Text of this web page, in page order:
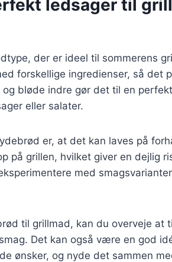
ledsager til
der er ideel til sommerens
forskellige ingredienser, så det
bløde indre gør det til en
eller salater.
er, at det kan laves på
på grillen, hvilket giver en dejlig
med
til grillmad, kan du overveje
Det kan også være en god
ønsker, og nyde det sammen